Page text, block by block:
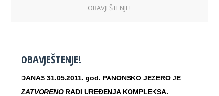
OBAVJEŠTENJE!
OBAVJEŠTENJE!
DANAS 31.05.2011. god. PANONSKO JEZERO JE
ZATVORENORADI UREĐENJA KOMPLEKSA.